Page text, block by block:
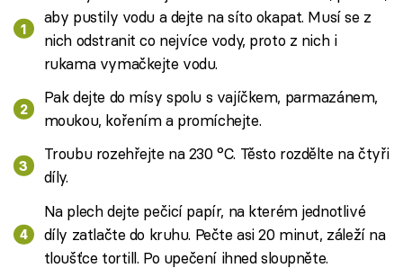
aby pustily vodu a dejte na síto okapat. Musí se z
nich odstranit co nejvíce vody, proto z nich i
rukama vymačkejte vodu.
Pak dejte do mísy spolu s vajíčkem, parmazánem,
moukou, kořením a promíchejte.
Troubu rozehřejte na 230 °C. Těsto rozdělte na čtyři
díly.
Na plech dejte pečicí papír, na kterém jednotlivé
díly zatlačte do kruhu. Pečte asi 20 minut, záleží na
tloušťce tortill. Po upečení ihned sloupněte.